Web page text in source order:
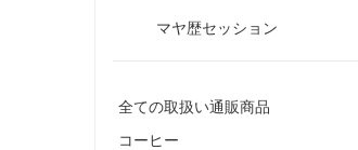
マヤ歴セッション
全ての取扱い通販商品
コーヒー